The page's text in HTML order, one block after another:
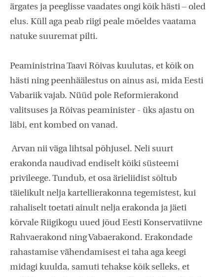
ärgates ja peeglisse vaadates ongi kõik hästi – oled
elus. Küll aga peab riigi peale mõeldes vaatama
natuke suuremat pilti.
Peaministrina Taavi Rõivas kuulutas, et kõik on
hästi ning peenhäälestus on ainus asi, mida Eesti
Vabariik vajab. Nüüd pole Reformierakond
valitsuses ja Rõivas peaminister - üks ajastu on
läbi, ent kombed on vanad.
Arvan nii väga lihtsal põhjusel. Neli suurt
erakonda naudivad endiselt kõiki süsteemi
privileege. Tundub, et osa ärieliidist sõltub
täielikult nelja kartellierakonna tegemistest, kui
rahaliselt toetati ainult nelja erakonda ja jäeti
kõrvale Riigikogu uued jõud Eesti Konservatiivne
Rahvaerakond ning Vabaerakond. Erakondade
rahastamise vähendamisest ei taha aga keegi
midagi kuulda, samuti tehakse kõik selleks, et